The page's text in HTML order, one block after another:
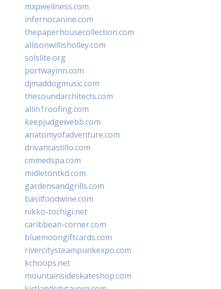
mxpwellness.com
infernocanine.com
thepaperhousecollection.com
allisonwillisholley.com
solslite.org
portwayinn.com
djmaddogmusic.com
thesoundarchitects.com
allin1roofing.com
keepjudgewebb.com
anatomyofadventure.com
drivancastillo.com
cmmedspa.com
midletontkd.com
gardensandgrills.com
basilfoodwine.com
nikko-tochigi.net
caribbean-corner.com
bluemoongiftcards.com
rivercitysteampunkexpo.com
kchoops.net
mountainsideskateshop.com